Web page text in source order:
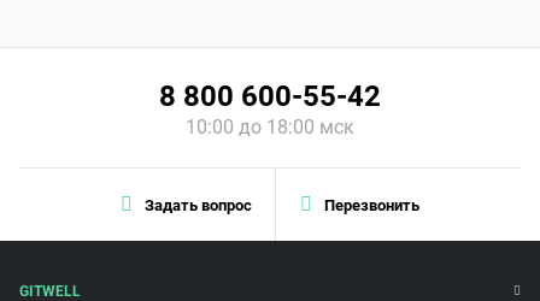
Задать вопрос Перезвонить
8 800 600-55-42
10:00 до 18:00 мск
GITWELL